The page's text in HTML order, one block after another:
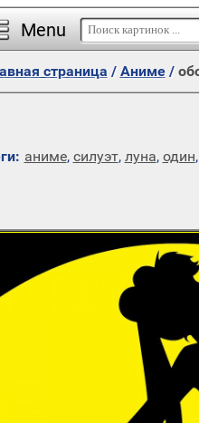
Menu
страница / Аниме/
аниме, силуэт, луна, один,